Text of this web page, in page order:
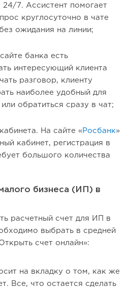
24/7. Ассистент помогает
круглосуточно в чате
ожидания на линии;
банка есть
интересующий клиента
разговор, клиенту
наиболее удобный для
обратиться сразу в чат;
На сайте « Росбанк»
кабинет, регистрация в
большого количества
бизнеса (ИП) в
расчетный счет для ИП в
выбрать в средней
счет онлайн»:
на вкладку о том, как же
Все, что остается сделать